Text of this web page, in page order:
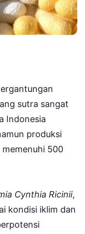
sutra sangat
Indonesia
produksi
500
Cynthia Ricinii,
kondisi iklim dan